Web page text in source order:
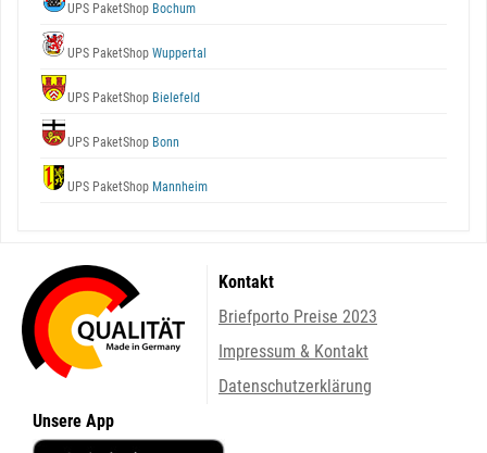
UPS PaketShop Bochum
UPS PaketShop Wuppertal
UPS PaketShop Bielefeld
UPS PaketShop Bonn
UPS PaketShop Mannheim
Kontakt
Briefporto Preise 2023
Impressum & Kontakt
Datenschutzerklärung
Unsere App